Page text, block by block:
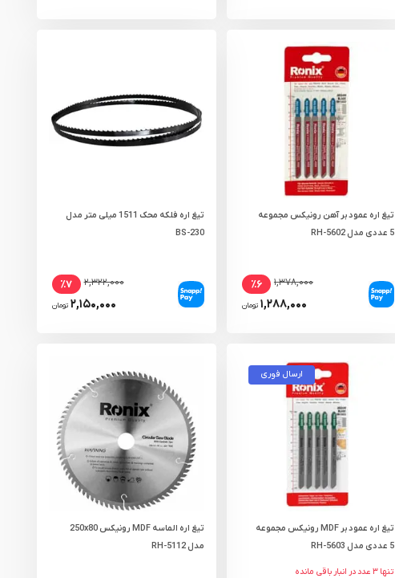
تیغ اره عمود بر آهن رونیکس مجموعه
5 عددی مدل RH-5602
۱,۳۷۸,۰۰۰ ٪۶
۱,۲۸۸,۰۰۰ تومان
تیغ اره فلکه محک 1511 میلی متر مدل
BS-230
۲,۳۲۲,۰۰۰ ٪۷
۲,۱۵۰,۰۰۰ تومان
ارسال فوری
تیغ اره عمود بر MDF رونیکس مجموعه
5 عددی مدل RH-5603
تنها ۳ عدد در انبار باقی مانده
تیغ اره الماسه MDF رونیکس 250x80
مدل RH-5112